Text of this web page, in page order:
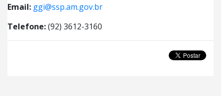
Email: ggi@ssp.am.gov.br
Telefone:(92) 3612-3160